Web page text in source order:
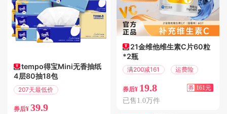
tempo得宝Mini无香抽纸
4层80抽18包
207天最低价
券后¥ 39.9
21金维他维生素C片60粒
*2瓶
满200减161 运费险
券后¥ 19.8 券 161元
已售1.0万件